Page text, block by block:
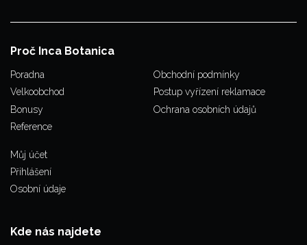
Proč Inca Botanica
Poradna
Velkoobchod
Bonusy
Reference
Obchodní podmínky
Postup vyřízení reklamace
Ochrana osobních údajů
Můj účet
Přihlášení
Osobní údaje
Kde nás najdete